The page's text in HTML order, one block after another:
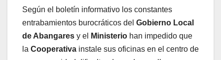
Según el boletín informativo los constantes
entrabamientos burocráticos del Gobierno Local
de Abangares y el Ministerio han impedido que
la Cooperativa instale sus oficinas en el centro de